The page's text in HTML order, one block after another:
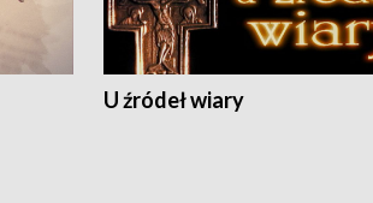
U źródeł wiary